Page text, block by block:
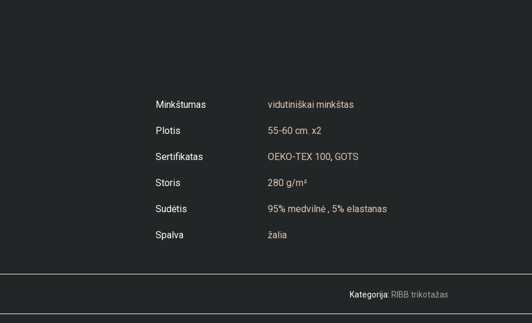
Minkštumas vidutiniškai minkštas
Plotis 55-60 cm. x2
Sertifikatas OEKO-TEX 100, GOTS
Storis 280 g/m²
Sudėtis 95% medvilnė , 5% elastanas
Spalva žalia
Kategorija: RIBB trikotažas